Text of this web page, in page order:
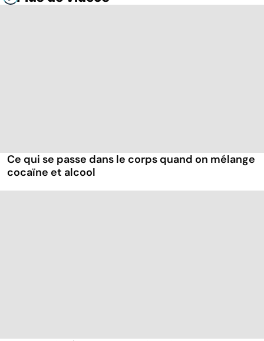
Ce qui se passe dans le corps quand on mélange
cocaïne et alcool